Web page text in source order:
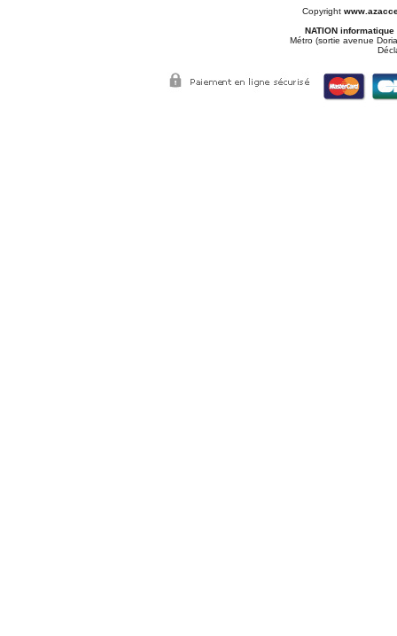
Copyright
NATION informatique
Métro (sortie avenue